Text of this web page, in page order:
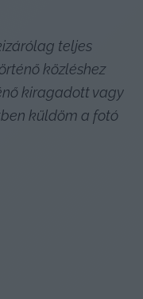
teljes
közléshez
kiragadott vagy
küldöm a fotó